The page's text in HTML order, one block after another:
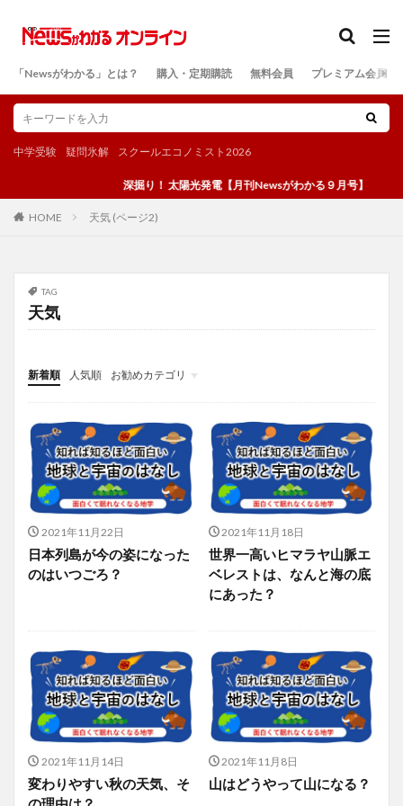
「Newsがわかる」とは？ 購入・定期購読 無料会員 プレミアム会員
中学受験 疑問氷解 スクールエコノミスト2026
深掘り！ 太陽光発電【月刊Newsがわかる９月号】
HOME 天気 (ページ2)
TAG
天気
新着順 人気順
お勧めカテゴリ
投稿
学び
マンガ
電子書籍
2021年11月22日
日本列島が今の姿になった
のはいつごろ？
2021年11月18日
世界一高いヒマラヤ山脈エ
ベレストは、なんと海の底
にあった？
2021年11月14日
変わりやすい秋の天気、そ
2021年11月8日
山はどうやって山になる？
検索